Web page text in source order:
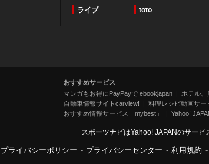
ライブ toto
おすすめサービス
マンガもお得にPayPayで ebookjapan
ホテル
自動車情報サイトcarview!
料理レシピ動画サー
おすすめ情報サービス「mybest」
Yahoo!
スポーツナビはYahoo! JAPANのサー
プライバシーポリシー - プライバシーセンター - 利用規約 -